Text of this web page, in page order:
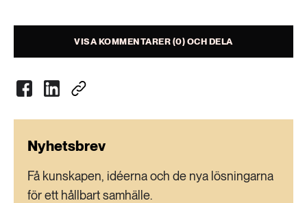
VISA KOMMENTARER (0) OCH DELA
Nyhetsbrev
Få kunskapen, idéerna och de nya lösningarna
för ett hållbart samhälle.